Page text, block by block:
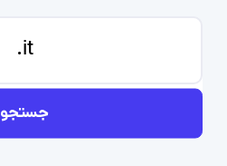
جستجو